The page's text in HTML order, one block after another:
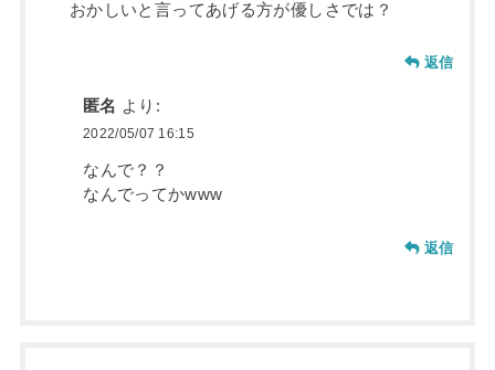
おかしいと言ってあげる方が優しさでは？
返信
匿名 より:
2022/05/07 16:15
なんで？？
なんでってかwww
返信